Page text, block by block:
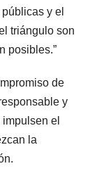
y el
triángulo son
posibles.”
de
y
el
la